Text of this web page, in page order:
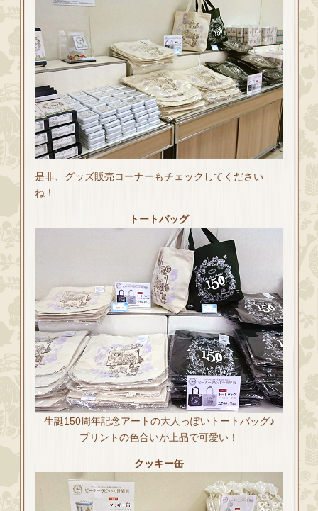
是非、グッズ販売コーナーもチェックしてください
ね！
トートバッグ
生誕150周年記念アートの大人っぽいトートバッグ♪
プリントの色合いが上品で可愛い！
クッキー缶